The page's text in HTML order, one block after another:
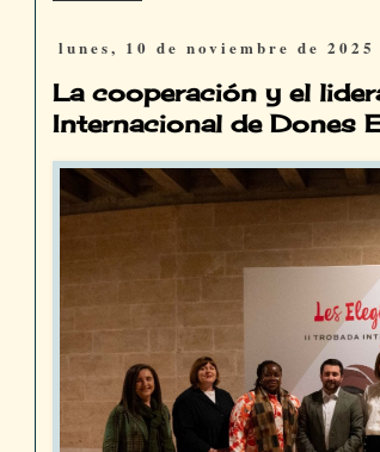
lunes, 10 de noviembre de 2025
La cooperación y el
Internacional de Dones